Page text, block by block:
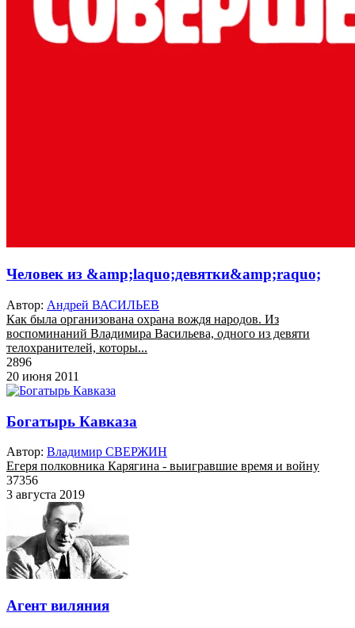
Человек из &amp;laquo;девятки&amp;raquo;
Автор: Андрей ВАСИЛЬЕВ
Как была организована охрана вождя народов. Из
воспоминаний Владимира Васильева, одного из девяти
телохранителей, которы...
2896
20 июня 2011
Богатырь Кавказа
Автор: Владимир СВЕРЖИН
Егеря полковника Карягина - выигравшие время и войну
37356
3 августа 2019
Агент виляния